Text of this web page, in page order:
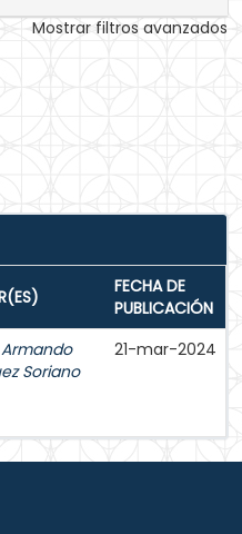
Mostrar filtros avanzados
FECHA DE
PUBLICACIÓN
Soriano
21-mar-2024